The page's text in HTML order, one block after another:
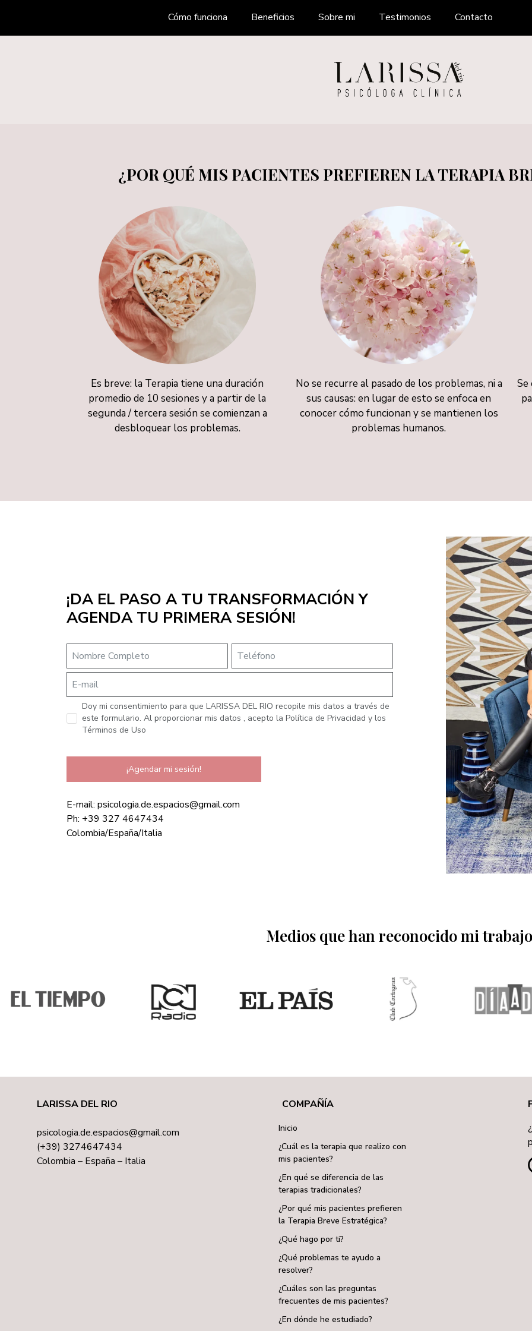
Cómo funciona Beneficios Sobre mi Testimonios Contacto
¿POR QUÉ MIS PACIENTES PREFIEREN LA TERAPIA
Es breve: la Terapia tiene una duración
promedio de 10 sesiones y a partir de la
segunda / tercera sesión se comienzan a
desbloquear los problemas.
No se recurre al pasado de los problemas, ni a
sus causas: en lugar de esto se enfoca en
conocer cómo funcionan y se mantienen los
problemas humanos.
Se
¡DA EL PASO A TU TRANSFORMACIÓN Y
AGENDA TU PRIMERA SESIÓN!
Doy mi consentimiento para que LARISSA DEL RIO recopile mis datos a través de
este formulario. Al proporcionar mis datos , acepto la Política de Privacidad y los
Términos de Uso
¡Agendar mi sesión!
E-mail: psicologia.de.espacios@gmail.com
Ph: +39 327 4647434
Colombia/España/Italia
Medios que han reconocido mi trabajo
LARISSA DEL RIO
psicologia.de.espacios@gmail.com
(+39) 3274647434
Colombia – España – Italia
COMPAÑÍA
Inicio
¿Cuál es la terapia que realizo con
mis pacientes?
¿En qué se diferencia de las
terapias tradicionales?
¿Por qué mis pacientes prefieren
la Terapia Breve Estratégica?
¿Qué hago por ti?
¿Qué problemas te ayudo a
resolver?
¿Cuáles son las preguntas
frecuentes de mis pacientes?
¿En dónde he estudiado?